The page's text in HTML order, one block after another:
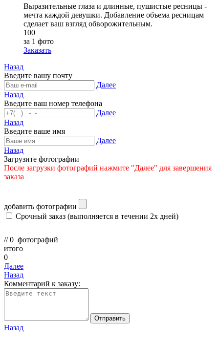
Выразительные глаза и длинные, пушистые ресницы -
мечта каждой девушки. Добавление объема ресницам
сделает ваш взгляд обворожительным.
100
за 1 фото
Заказать
Назад
Введите вашу почту
Далее
Назад
Введите ваш номер телефона
Далее
Назад
Введите ваше имя
Далее
Назад
Загрузите фотографии
После загрузки фотографий нажмите "Далее" для завершения
заказа
добавить фотографии
Срочный заказ (выполняется в течении 2х дней)
// 0 фотографий
итого
0
Далее
Назад
Комментарий к заказу:
Отправить
Назад